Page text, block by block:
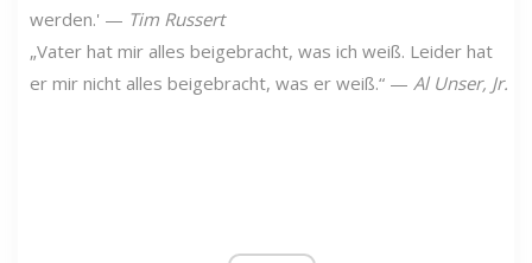
werden.' — Tim Russert
„Vater hat mir alles beigebracht, was ich weiß. Leider hat
er mir nicht alles beigebracht, was er weiß.“ — Al Unser, Jr.